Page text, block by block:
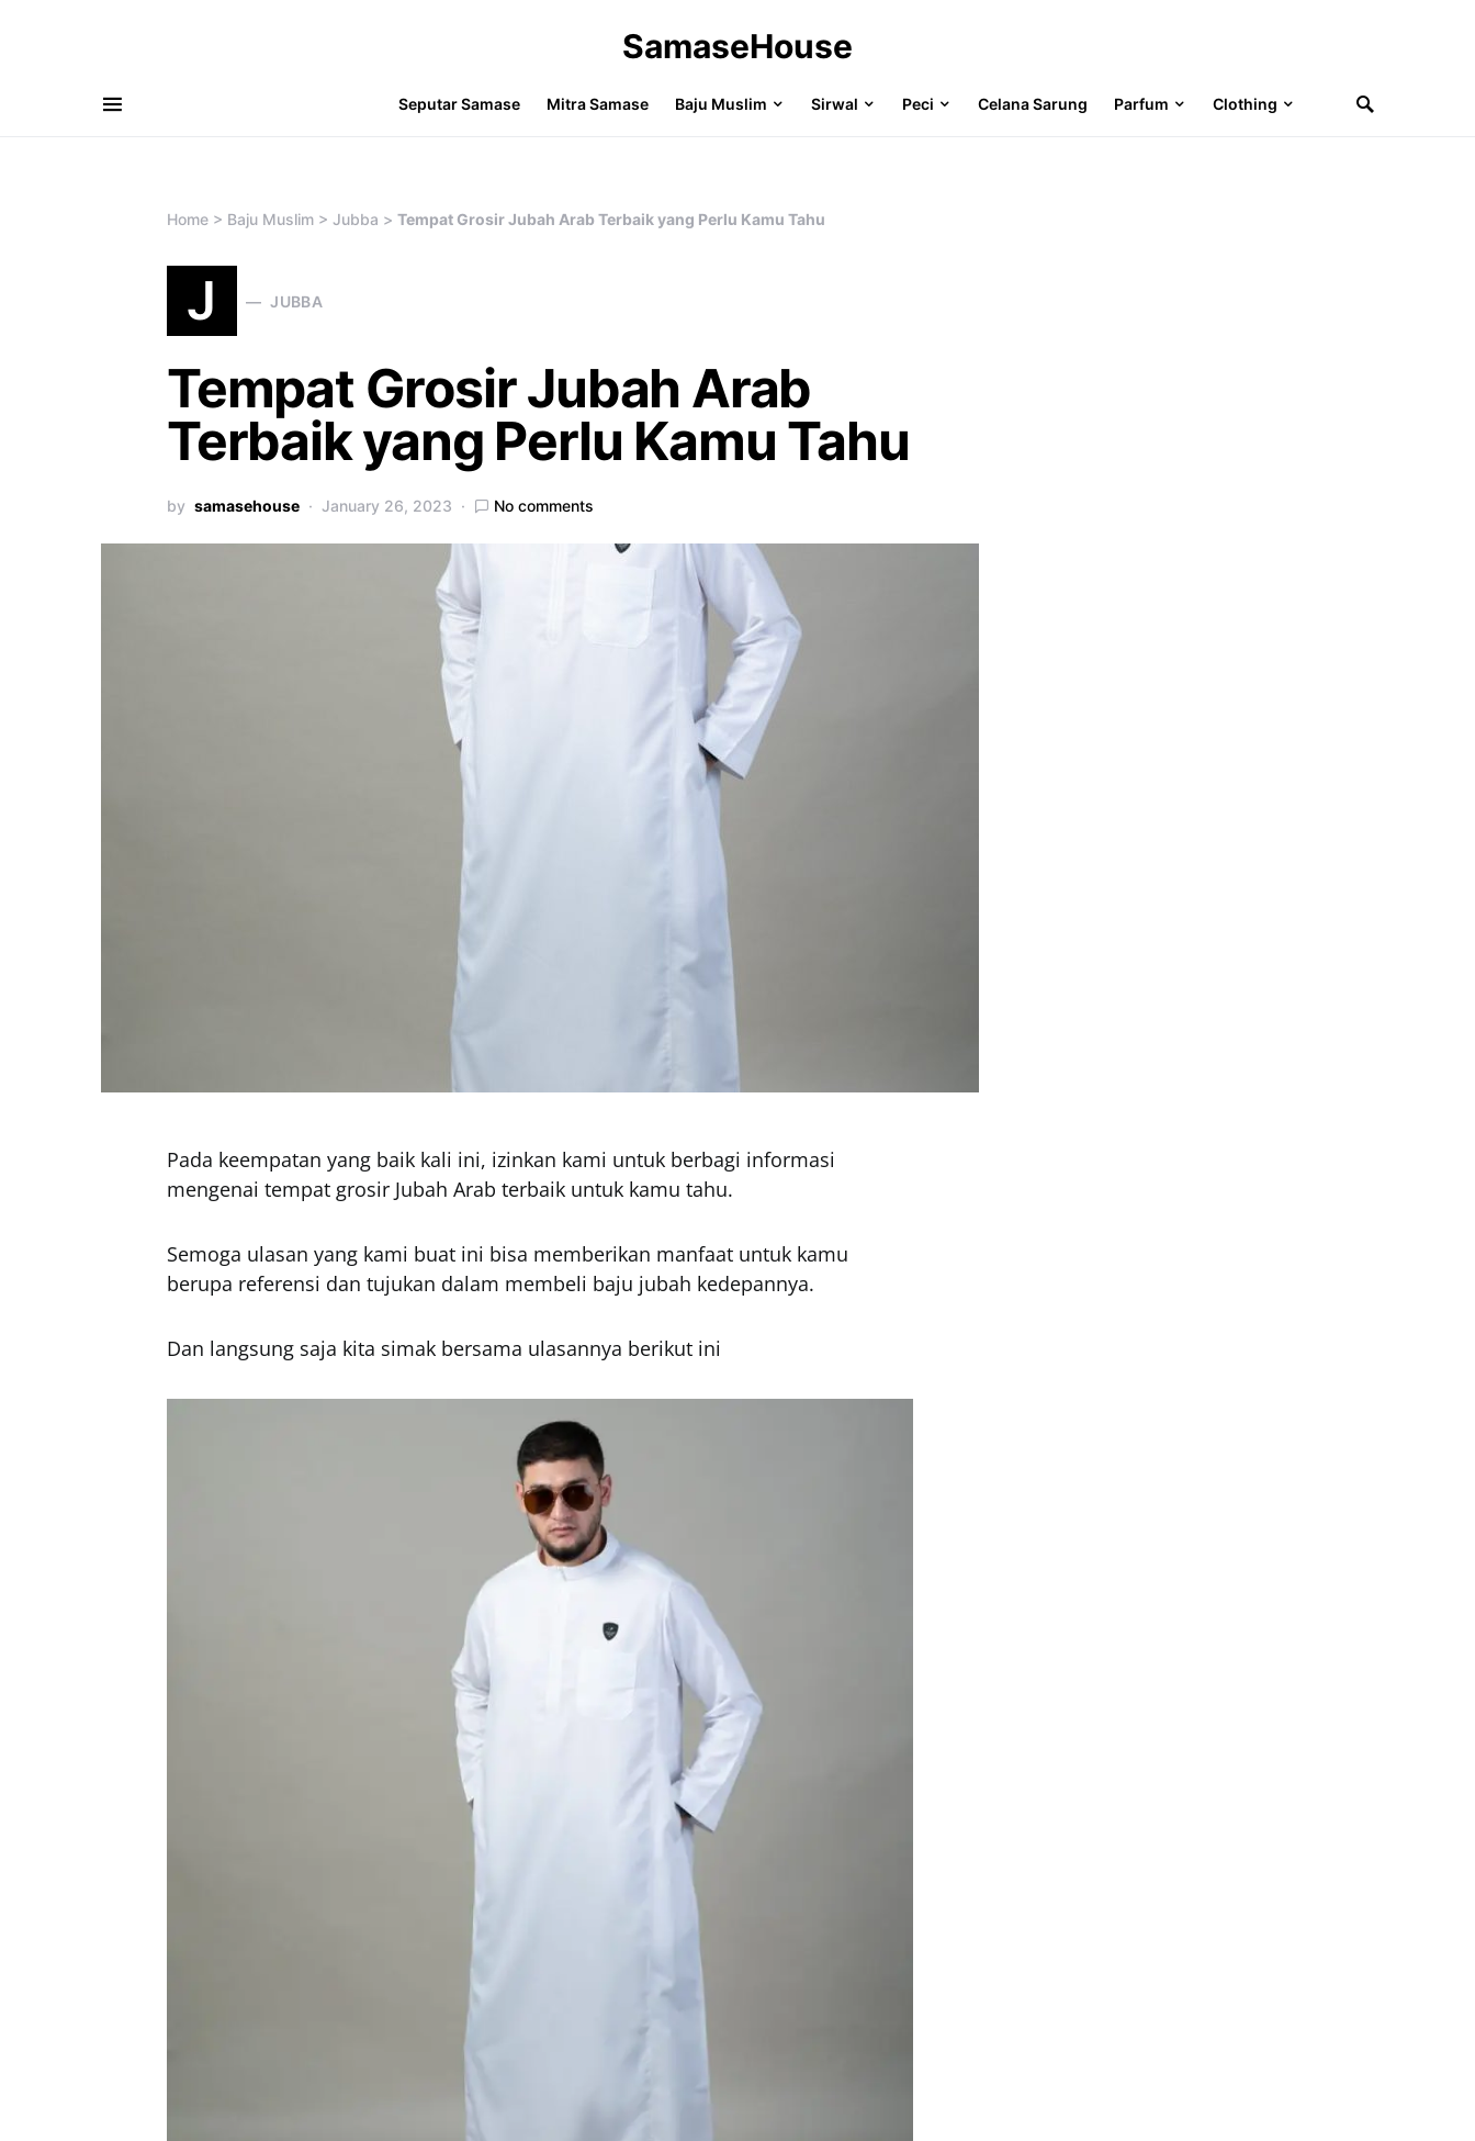
SamaseHouse
Seputar Samase Mitra Samase Baju Muslim Sirwal Peci Celana Sarung Parfum Clothing
Search for:
Home > Baju Muslim > Jubba > Tempat Grosir Jubah Arab Terbaik yang Perlu Kamu Tahu
J JUBBA
Tempat Grosir Jubah Arab
Terbaik yang Perlu Kamu Tahu
by samasehouse January 26, 2023 No comments
Pada keempatan yang baik kali ini, izinkan kami untuk berbagi informasi
mengenai tempat grosir Jubah Arab terbaik untuk kamu tahu.
Semoga ulasan yang kami buat ini bisa memberikan manfaat untuk kamu
berupa referensi dan tujukan dalam membeli baju jubah kedepannya.
Dan langsung saja kita simak bersama ulasannya berikut ini